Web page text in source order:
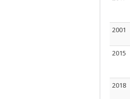
2001
2015
2018